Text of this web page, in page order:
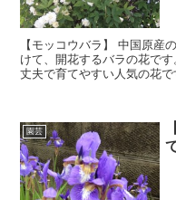
【モッコウバラ】 中国原産の常緑性ツルバラです。 4月から5月にか
けて、開花するバラの花です。 他のバラのようにトゲもなく
丈夫で育てやすい人気の花です。 花は小さいのですが、
園芸